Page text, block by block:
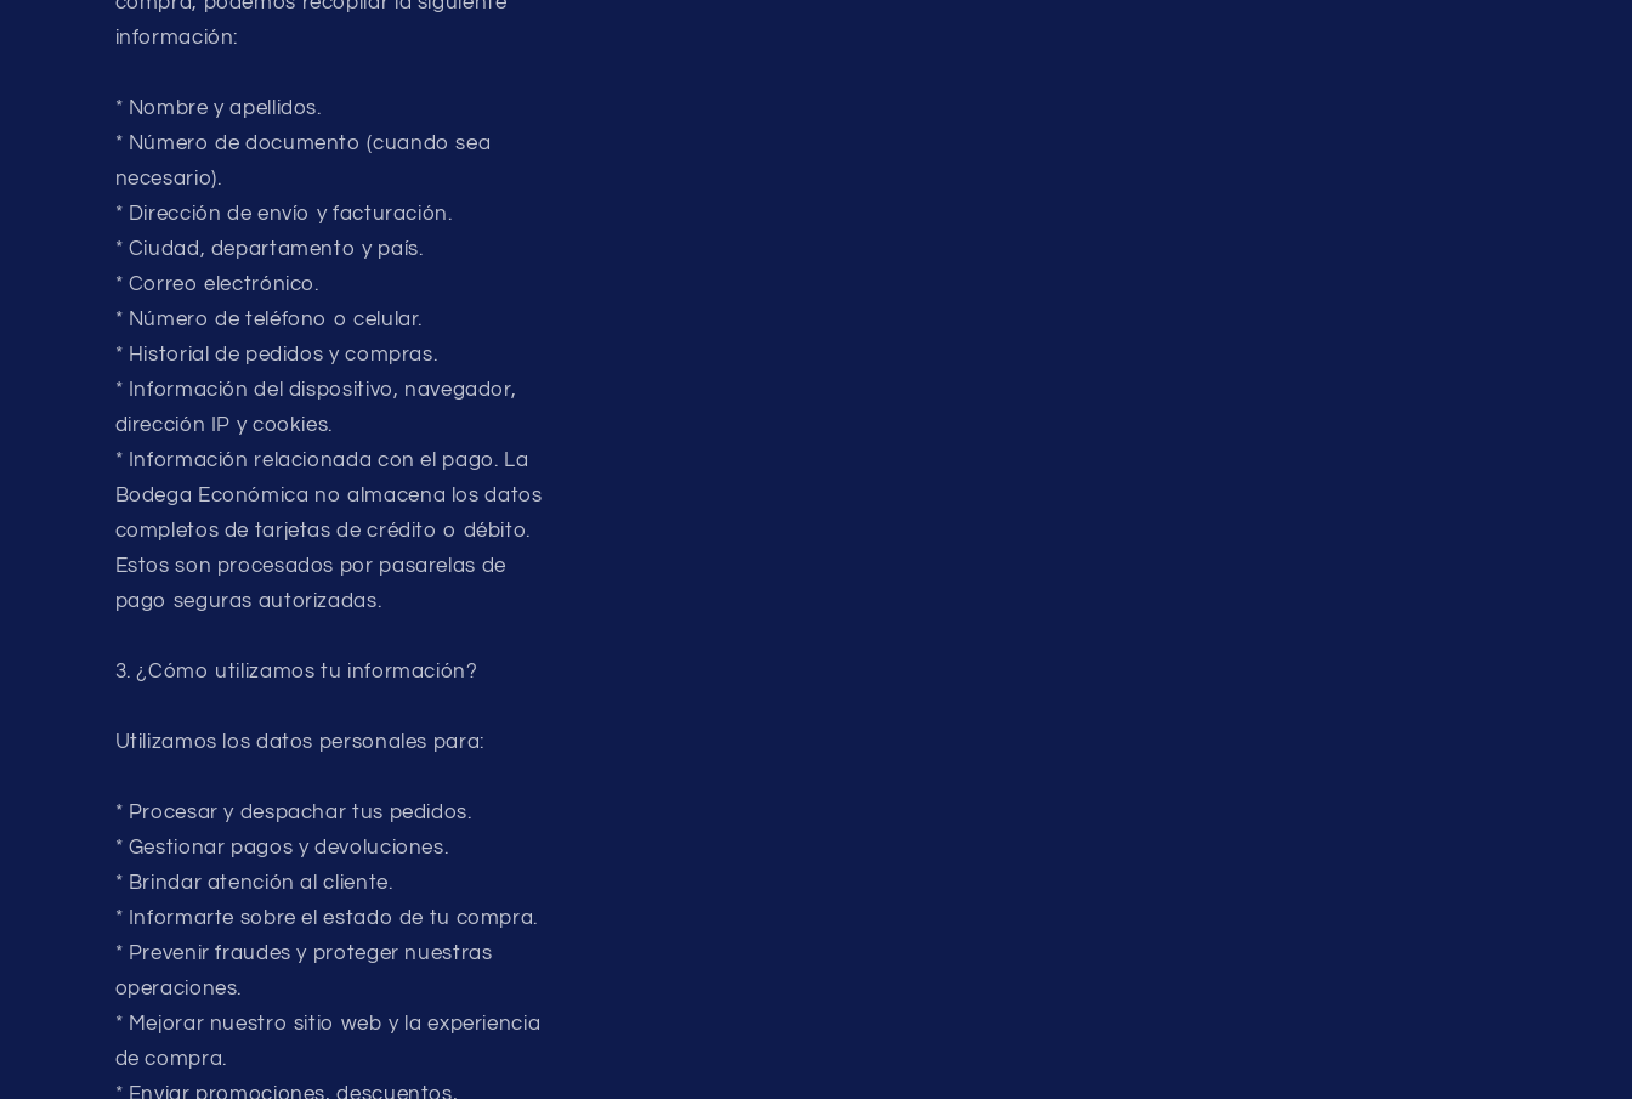
información:
* Nombre y apellidos.
* Número de documento (cuando sea
necesario).
* Dirección de envío y facturación.
* Ciudad, departamento y país.
* Correo electrónico.
* Número de teléfono o celular.
* Historial de pedidos y compras.
* Información del dispositivo, navegador,
dirección IP y cookies.
* Información relacionada con el pago. La
Bodega Económica no almacena los datos
completos de tarjetas de crédito o débito.
Estos son procesados por pasarelas de
pago seguras autorizadas.
3. ¿Cómo utilizamos tu información?
Utilizamos los datos personales para:
* Procesar y despachar tus pedidos.
* Gestionar pagos y devoluciones.
* Brindar atención al cliente.
* Informarte sobre el estado de tu compra.
* Prevenir fraudes y proteger nuestras
operaciones.
* Mejorar nuestro sitio web y la experiencia
de compra.